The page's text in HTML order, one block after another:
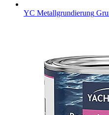
YC Metallgrundierung